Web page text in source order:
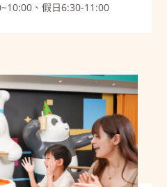
、假日6:30-11:00